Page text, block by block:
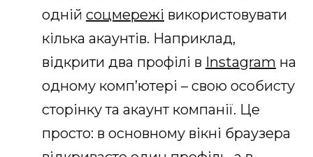
одній соцмережі використовувати
кілька акаунтів. Наприклад,
відкрити два профілі в Instagram на
одному комп’ютері – свою особисту
сторінку та акаунт компанії. Це
просто: в основному вікні браузера